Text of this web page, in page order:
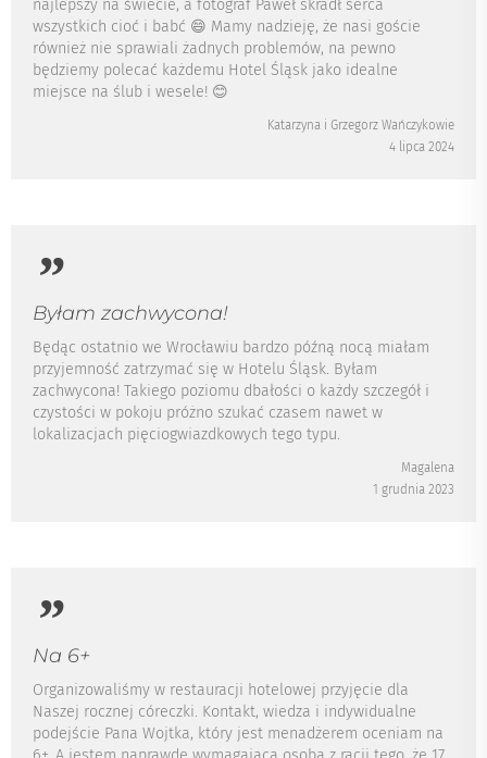
najlepszy na świecie, a fotograf Paweł skradł serca
wszystkich cioć i babć 😄 Mamy nadzieję, że nasi goście
również nie sprawiali żadnych problemów, na pewno
będziemy polecać każdemu Hotel Śląsk jako idealne
miejsce na ślub i wesele! 😊
Katarzyna i Grzegorz Wańczykowie
4 lipca 2024
Byłam zachwycona!
Będąc ostatnio we Wrocławiu bardzo późną nocą miałam
przyjemność zatrzymać się w Hotelu Śląsk. Byłam
zachwycona! Takiego poziomu dbałości o każdy szczegół i
czystości w pokoju próżno szukać czasem nawet w
lokalizacjach pięciogwiazdkowych tego typu.
Magalena
1 grudnia 2023
Na 6+
Organizowaliśmy w restauracji hotelowej przyjęcie dla
Naszej rocznej córeczki. Kontakt, wiedza i indywidualne
podejście Pana Wojtka, który jest menadżerem oceniam na